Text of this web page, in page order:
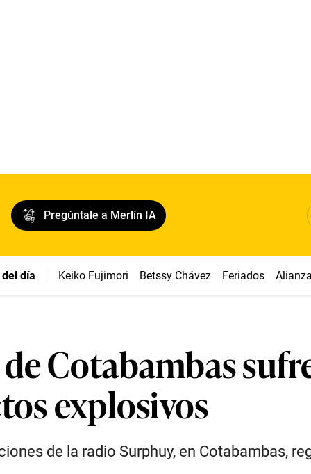
Pregúntale a Merlín IA
día Keiko Fujimori Betssy Chávez Feriados
Cotabambas
explosivos
de la radio Surphuy, en Cotabambas,